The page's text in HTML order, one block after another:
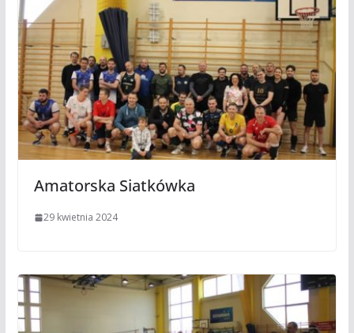
Amatorska Siatkówka
29 kwietnia 2024